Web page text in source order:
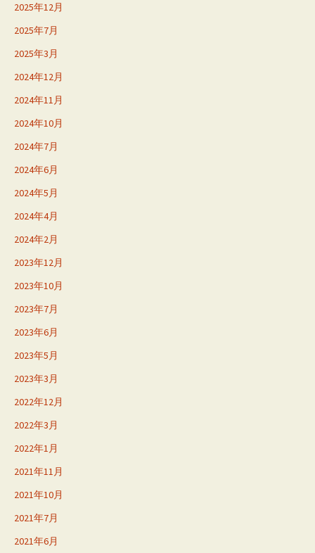
2025年12月
2025年7月
2025年3月
2024年12月
2024年11月
2024年10月
2024年7月
2024年6月
2024年5月
2024年4月
2024年2月
2023年12月
2023年10月
2023年7月
2023年6月
2023年5月
2023年3月
2022年12月
2022年3月
2022年1月
2021年11月
2021年10月
2021年7月
2021年6月